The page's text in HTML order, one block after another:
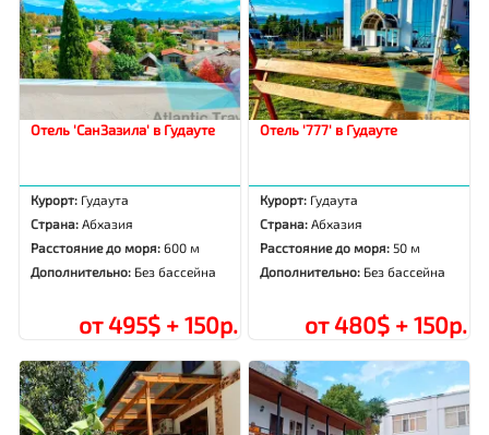
Отель 'СанЗазила' в Гудауте
Курорт: Гудаута
Страна:Абхазия
Расстояние до моря:600 м
Дополнительно: Без бассейна
от 495$ + 150р.
Отель '777' в Гудауте
Курорт: Гудаута
Страна:Абхазия
Расстояние до моря: 50 м
Дополнительно: Без бассейна
от 480$ + 150р.